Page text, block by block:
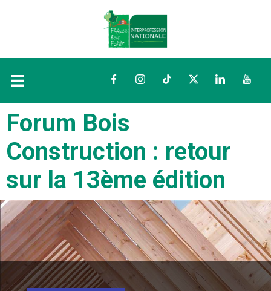
FacebookInstagramTikTokTwitterLinkedIn
Forum Bois
Construction : retour
sur la 13ème édition